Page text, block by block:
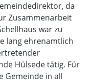
da
Zusammenarbeit
war zu
lang ehrenamtlich
Hülsede tätig. Für
Gemeinde in all